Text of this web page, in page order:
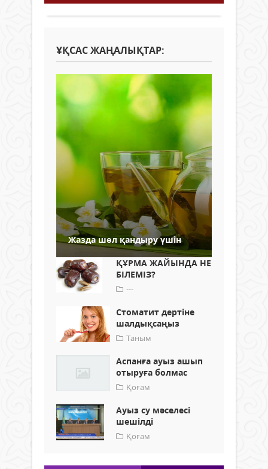
ҰҚСАС ЖАҢАЛЫҚТАР:
Жазда шөл қандыру үшін
ҚҰРМА ЖАЙЫНДА НЕ
БІЛЕМІЗ?
---
Стоматит дертіне
шалдықсаңыз
Таным
Аспанға ауыз ашып
отыруға болмас
Қоғам
Ауыз су мәселесі
шешілді
Қоғам